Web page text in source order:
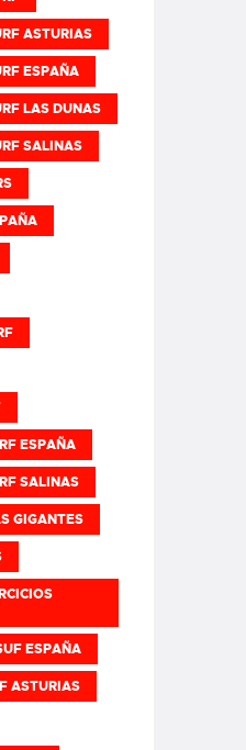
ASTURIAS
ESPAÑA
LAS DUNAS
SALINAS
ESPAÑA
SALINAS
GIGANTES
ESPAÑA
ASTURIAS